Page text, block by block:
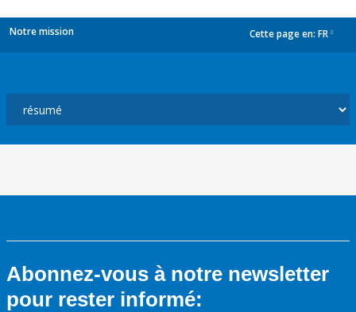
Notre mission Cette page en: FR
Abonnez-vous à notre newsletter
pour rester informé: